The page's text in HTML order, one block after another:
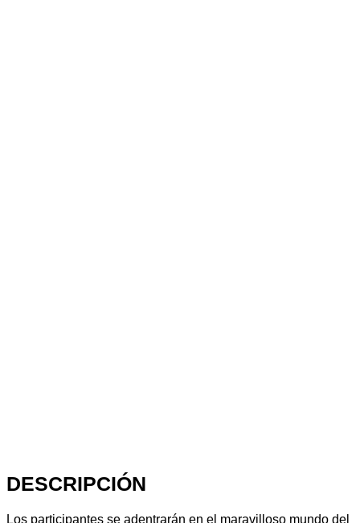
DESCRIPCIÓN
Los participantes se adentrarán en el maravilloso mundo del